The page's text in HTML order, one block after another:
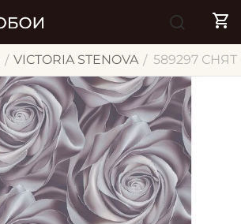
/ VICTORIA STENOVA / 589297